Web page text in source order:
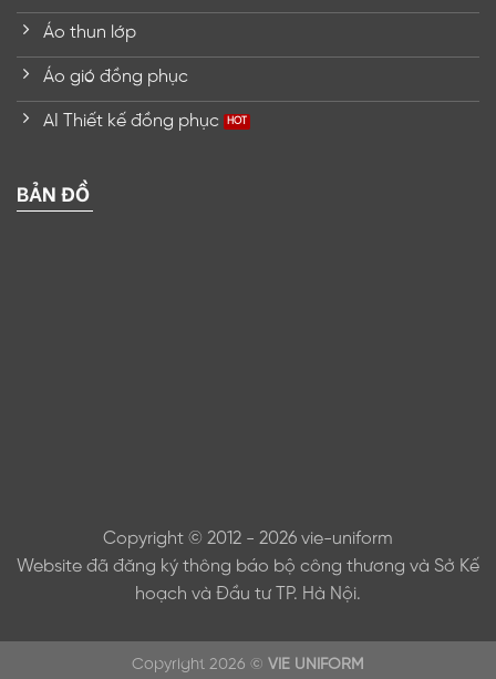
Áo thun lớp
Áo gió đồng phục
AI Thiết kế đồng phục
BẢN ĐỒ
Copyright © 2012 - 2026 vie-uniform
Website đã đăng ký thông báo bộ công thương và Sở Kế
hoạch và Đầu tư TP. Hà Nội.
Copyright 2026 © VIE UNIFORM